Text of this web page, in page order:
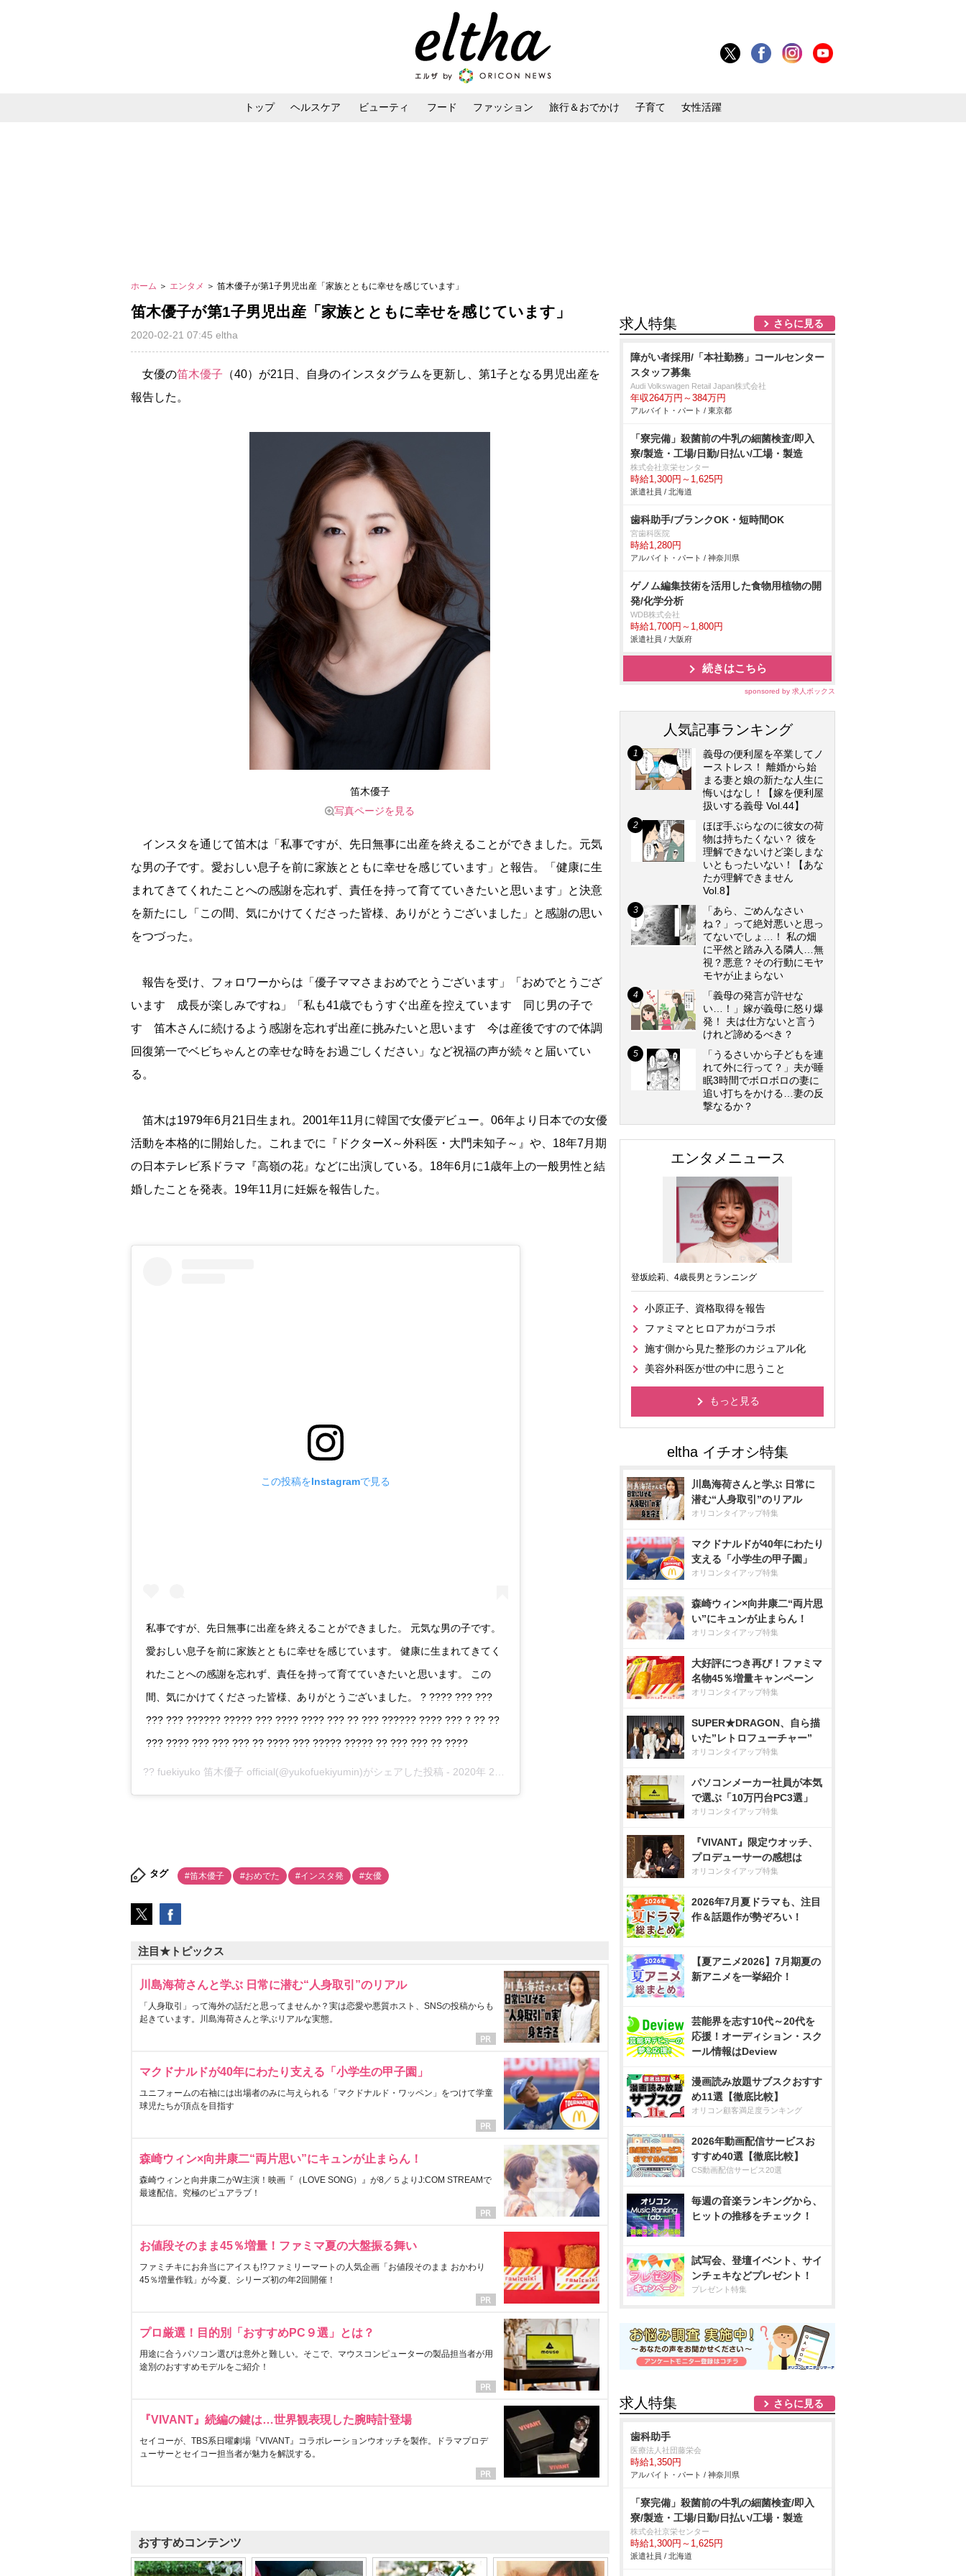
トップ ヘルスケア ビューティ フード ファッション 旅行＆おでかけ 子育て 女性活躍
ホーム ＞ エンタメ ＞ 笛木優子が第1子男児出産「家族とともに幸せを感じています」
笛木優子が第1子男児出産「家族とともに幸せを感じています」
2020-02-21 07:45 eltha
女優の笛木優子 （40）が21日、自身のインスタグラムを更新し、第1子となる男児出産を
報告した。
笛木優子
写真ページを見る
インスタを通じて笛木は「私事ですが、先日無事に出産を終えることができました。元気
な男の子です。愛おしい息子を前に家族とともに幸せを感じています」と報告。「健康に生
まれてきてくれたことへの感謝を忘れず、責任を持って育てていきたいと思います」と決意
を新たにし「この間、気にかけてくださった皆様、ありがとうございました」と感謝の思い
をつづった。
報告を受け、フォロワーからは「優子ママさまおめでとうございます」「おめでとうござ
います 成長が楽しみですね」「私も41歳でもうすぐ出産を控えています 同じ男の子で
す 笛木さんに続けるよう感謝を忘れず出産に挑みたいと思います 今は産後ですので体調
回復第一でベビちゃんとの幸せな時をお過ごしください」など祝福の声が続々と届いてい
る。
笛木は1979年6月21日生まれ。2001年11月に韓国で女優デビュー。06年より日本での女優
活動を本格的に開始した。これまでに『ドクターX～外科医・大門未知子～』や、18年7月期
の日本テレビ系ドラマ『高嶺の花』などに出演している。18年6月に1歳年上の一般男性と結
婚したことを発表。19年11月に妊娠を報告した。
この投稿をInstagramで見る
私事ですが、先日無事に出産を終えることができました。 元気な男の子です。
愛おしい息子を前に家族とともに幸せを感じています。 健康に生まれてきてく
れたことへの感謝を忘れず、責任を持って育てていきたいと思います。 この
間、気にかけてくださった皆様、ありがとうございました。 ? ???? ??? ???
??? ??? ?????? ????? ??? ???? ???? ??? ?? ??? ?????? ???? ??? ? ?? ??
??? ???? ??? ??? ??? ?? ???? ??? ????? ????? ?? ??? ??? ?? ????
?? fuekiyuko 笛木優子 official(@yukofuekiyumin)がシェアした投稿 - 2020年 2月月20日午後2時02分PST
タグ #笛木優子 #おめでた #インスタ発 #女優
注目★トピックス
川島海荷さんと学ぶ 日常に潜む“人身取引”のリアル
「人身取引」って海外の話だと思ってませんか？実は恋愛や悪質ホスト、SNSの投稿からも
起きています。川島海荷さんと学ぶリアルな実態。
マクドナルドが40年にわたり支える「小学生の甲子園」
ユニフォームの右袖には出場者のみに与えられる「マクドナルド・ワッペン」をつけて学童
球児たちが頂点を目指す
森崎ウィン×向井康二“両片思い”にキュンが止まらん！
森崎ウィンと向井康二がW主演！映画『（LOVE SONG）』が8／５よりJ:COM STREAMで
最速配信。究極のピュアラブ！
お値段そのまま45％増量！ファミマ夏の大盤振る舞い
ファミチキにお弁当にアイスも!?ファミリーマートの人気企画「お値段そのまま おかわり
45％増量作戦」が今夏、シリーズ初の年2回開催！
プロ厳選！目的別「おすすめPC９選」とは？
用途に合うパソコン選びは意外と難しい。そこで、マウスコンピューターの製品担当者が用
途別のおすすめモデルをご紹介！
『VIVANT』続編の鍵は…世界観表現した腕時計登場
セイコーが、TBS系日曜劇場『VIVANT』コラボレーションウオッチを製作。ドラマプロデ
ューサーとセイコー担当者が魅力を解説する。
おすすめコンテンツ
求人特集 さらに見る
障がい者採用/「本社勤務」コールセンター
スタッフ募集
Audi Volkswagen Retail Japan株式会社
年収264万円～384万円
アルバイト・パート / 東京都
「寮完備」殺菌前の牛乳の細菌検査/即入
寮/製造・工場/日勤/日払い/工場・製造
株式会社京栄センター
時給1,300円～1,625円
派遣社員 / 北海道
歯科助手/ブランクOK・短時間OK
宮歯科医院
時給1,280円
アルバイト・パート / 神奈川県
ゲノム編集技術を活用した食物用植物の開
発/化学分析
WDB株式会社
時給1,700円～1,800円
派遣社員 / 大阪府
続きはこちら
sponsored by 求人ボックス
人気記事ランキング
義母の便利屋を卒業してノ
ーストレス！ 離婚から始
まる妻と娘の新たな人生に
悔いはなし！【嫁を便利屋
扱いする義母 Vol.44】
ほぼ手ぶらなのに彼女の荷
物は持ちたくない？ 彼を
理解できないけど楽しまな
いともったいない！【あな
たが理解できません
Vol.8】
「あら、ごめんなさい
ね？」って絶対悪いと思っ
てないでしょ…！ 私の畑
に平然と踏み入る隣人…無
視？悪意？その行動にモヤ
モヤが止まらない
「義母の発言が許せな
い…！」嫁が義母に怒り爆
発！ 夫は仕方ないと言う
けれど諦めるべき？
「うるさいから子どもを連
れて外に行って？」夫が睡
眠3時間でボロボロの妻に
追い打ちをかける…妻の反
撃なるか？
エンタメニュース
登坂絵莉、4歳長男とランニング
小原正子、資格取得を報告
ファミマとヒロアカがコラボ
施す側から見た整形のカジュアル化
美容外科医が世の中に思うこと
もっと見る
川島海荷さんと学ぶ 日常に
潜む“人身取引”のリアル
オリコンタイアップ特集
マクドナルドが40年にわたり
支える「小学生の甲子園」
オリコンタイアップ特集
森崎ウィン×向井康二“両片思
い”にキュンが止まらん！
オリコンタイアップ特集
大好評につき再び！ファミマ
名物45％増量キャンペーン
オリコンタイアップ特集
SUPER★DRAGON、自ら描
いた”レトロフューチャー”
オリコンタイアップ特集
パソコンメーカー社員が本気
で選ぶ「10万円台PC3選」
オリコンタイアップ特集
『VIVANT』限定ウオッチ、
プロデューサーの感想は
オリコンタイアップ特集
2026年7月夏ドラマも、注目
作＆話題作が勢ぞろい！
【夏アニメ2026】7月期夏の
新アニメを一挙紹介！
芸能界を志す10代～20代を
応援！オーディション・スク
ール情報はDeview
漫画読み放題サブスクおすす
め11選【徹底比較】
オリコン顧客満足度ランキング
2026年動画配信サービスお
すすめ40選【徹底比較】
CS動画配信サービス20選
毎週の音楽ランキングから、
ヒットの推移をチェック！
試写会、登壇イベント、サイ
ンチェキなどプレゼント！
プレゼント特集
求人特集 さらに見る
歯科助手
医療法人社団藤栄会
時給1,350円
アルバイト・パート / 神奈川県
「寮完備」殺菌前の牛乳の細菌検査/即入
寮/製造・工場/日勤/日払い/工場・製造
株式会社京栄センター
時給1,300円～1,625円
派遣社員 / 北海道